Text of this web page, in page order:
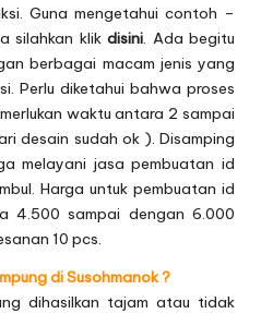
Guna mengetahui contoh –
silahkan klikdisini. Ada begitu
berbagai macam jenis yang
Perlu diketahui bahwa proses
waktu antara 2 sampai
desain sudah ok ). Disamping
melayani jasa pembuatan id
Harga untuk pembuatan id
4.500 sampai dengan 6.000
10 pcs.
di Susohmanok ?
dihasilkan tajam atau tidak